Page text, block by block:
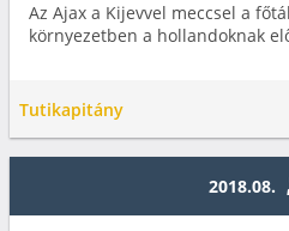
Az Ajax a Kijevvel meccsel a
környezetben a hollandoknak
Tutikapitány
2018.08.